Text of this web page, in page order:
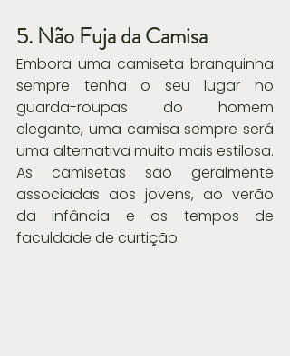
5. Não Fuja da Camisa
Embora uma camiseta branquinha
sempre tenha o seu lugar no
guarda-roupas do homem
elegante, uma camisa sempre será
uma alternativa muito mais estilosa.
As camisetas são geralmente
associadas aos jovens, ao verão
da infância e os tempos de
faculdade de curtição.